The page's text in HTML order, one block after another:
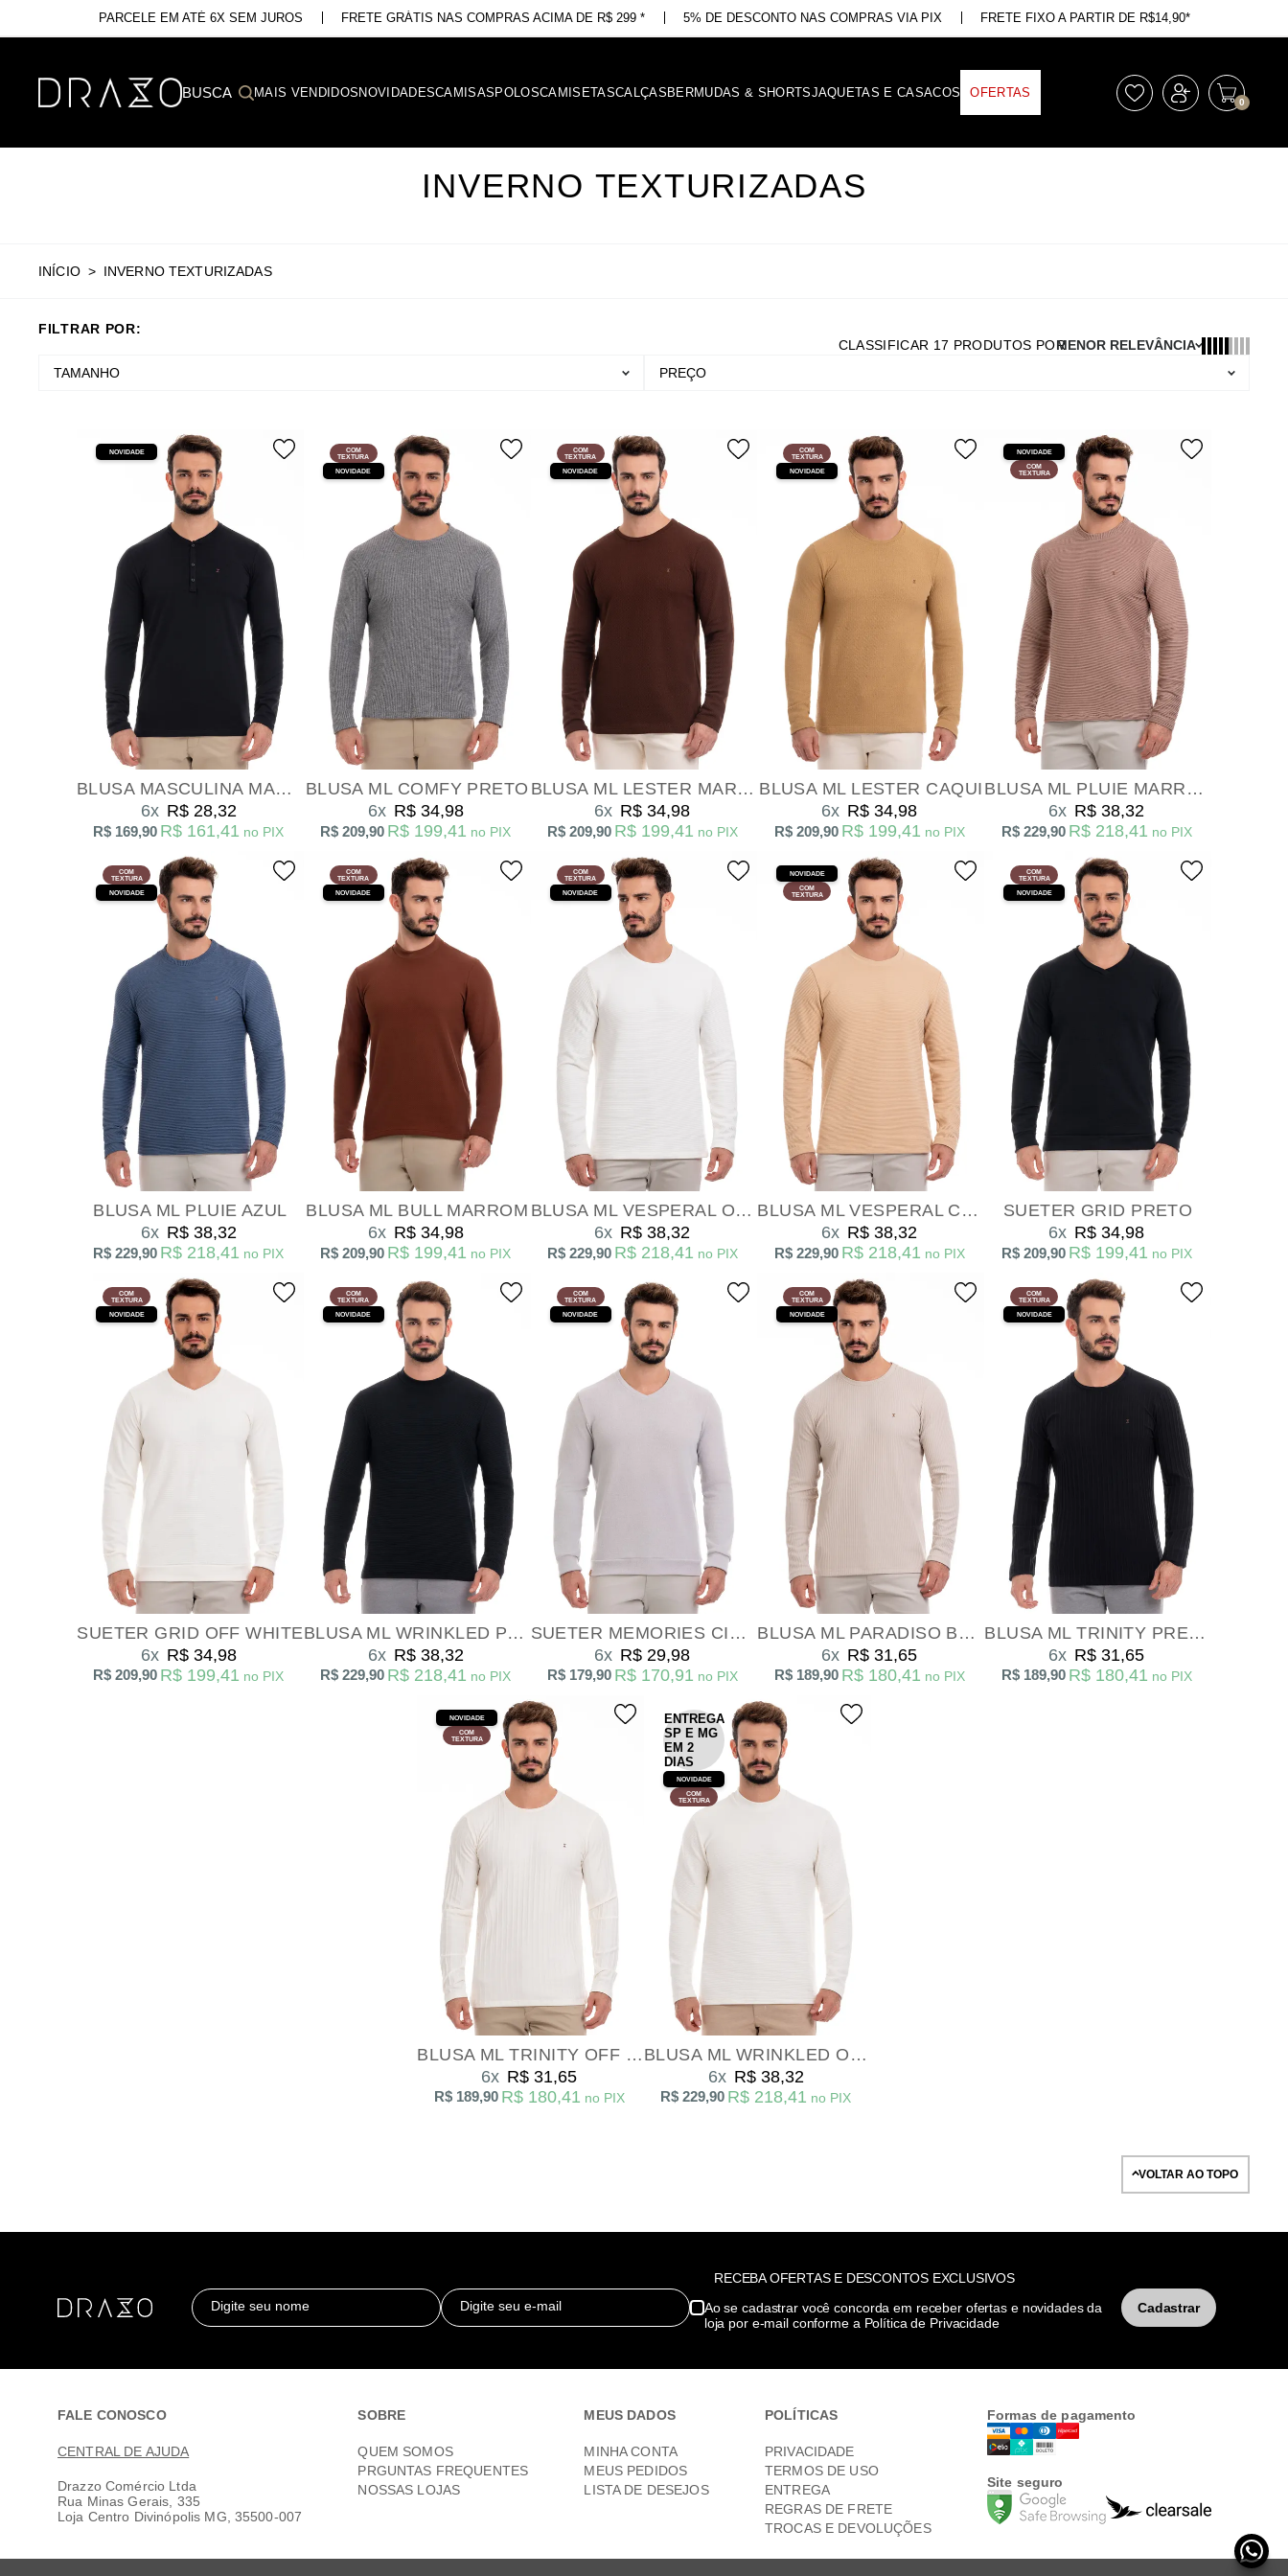
PARCELE EM ATÉ 6X SEM JUROS FRETE GRÁTIS NAS COMPRAS ACIMA DE R$ 299 * 5% DE DESCONTO NAS COMPRAS VIA PIX FRETE FIXO A PARTIR DE R$14,90*
MAIS VENDIDOS NOVIDADESCAMISAS POLOSCAMISETASCALÇAS BERMUDAS & SHORTSJAQUETAS E CASACOS OFERTAS
0
INVERNO TEXTURIZADAS
INÍCIO INVERNO TEXTURIZADAS
CLASSIFICAR 17 PRODUTOS PORMENOR RELEVÂNCIA
TAMANHO
PREÇO
NOVIDADE
BLUSA MASCULINA MANGA LONGA HENLEY PRETO
R$ 161,41 no PIX
R$ 169,90
6x R$ 28,32
NOVIDADE
COM
TEXTURA
BLUSA ML COMFY PRETO
R$ 199,41 no PIX
R$ 209,90
6x R$ 34,98
NOVIDADE
COM
TEXTURA
BLUSA ML LESTER MARROM
R$ 199,41 no PIX
R$ 209,90
6x R$ 34,98
NOVIDADE
COM
TEXTURA
BLUSA ML LESTER CAQUI
R$ 199,41 no PIX
R$ 209,90
6x R$ 34,98
COM
TEXTURA
NOVIDADE
BLUSA ML PLUIE MARROM
R$ 218,41 no PIX
R$ 229,90
6x R$ 38,32
NOVIDADE
COM
TEXTURA
BLUSA ML PLUIE AZUL
R$ 218,41 no PIX
R$ 229,90
6x R$ 38,32
NOVIDADE
COM
TEXTURA
BLUSA ML BULL MARROM
R$ 199,41 no PIX
R$ 209,90
6x R$ 34,98
NOVIDADE
COM
TEXTURA
BLUSA ML VESPERAL OFF WHITE
R$ 218,41 no PIX
R$ 229,90
6x R$ 38,32
COM
TEXTURA
NOVIDADE
BLUSA ML VESPERAL CAQUI
R$ 218,41 no PIX
R$ 229,90
6x R$ 38,32
NOVIDADE
COM
TEXTURA
SUETER GRID PRETO
R$ 199,41 no PIX
R$ 209,90
6x R$ 34,98
NOVIDADE
COM
TEXTURA
SUETER GRID OFF WHITE
R$ 199,41 no PIX
R$ 209,90
6x R$ 34,98
NOVIDADE
COM
TEXTURA
BLUSA ML WRINKLED PRETO
R$ 218,41 no PIX
R$ 229,90
6x R$ 38,32
NOVIDADE
COM
TEXTURA
SUETER MEMORIES CINZA CLARO
R$ 170,91 no PIX
R$ 179,90
6x R$ 29,98
NOVIDADE
COM
TEXTURA
BLUSA ML PARADISO BEGE
R$ 180,41 no PIX
R$ 189,90
6x R$ 31,65
NOVIDADE
COM
TEXTURA
BLUSA ML TRINITY PRETO
R$ 180,41 no PIX
R$ 189,90
6x R$ 31,65
COM
TEXTURA
NOVIDADE
BLUSA ML TRINITY OFF WHITE
R$ 180,41 no PIX
R$ 189,90
6x R$ 31,65
COM
TEXTURA
NOVIDADE
ENTREGA
SP E MG
EM 2
DIAS
BLUSA ML WRINKLED OFF WHITE
R$ 218,41 no PIX
R$ 229,90
6x R$ 38,32
VOLTAR AO TOPO
RECEBA OFERTAS E DESCONTOS EXCLUSIVOS
Digite seu nome
Digite seu e-mail Cadastrar
Ao se cadastrar você concorda em receber ofertas e novidades da
loja por e-mail conforme a Política de Privacidade
FALE CONOSCO
CENTRAL DE AJUDA
Drazzo Comércio Ltda
Rua Minas Gerais, 335
Loja Centro Divinópolis MG, 35500-007
SOBRE
QUEM SOMOS
PRGUNTAS FREQUENTES
NOSSAS LOJAS
MEUS DADOS
MINHA CONTA
MEUS PEDIDOS
LISTA DE DESEJOS
POLÍTICAS
PRIVACIDADE
TERMOS DE USO
ENTREGA
REGRAS DE FRETE
TROCAS E DEVOLUÇÕES
Formas de pagamento
Site seguro